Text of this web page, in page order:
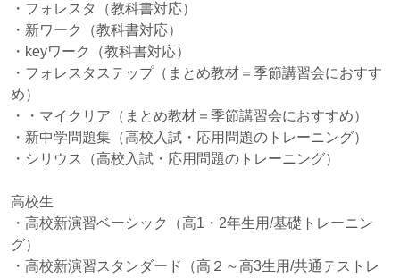
・フォレスタ（教科書対応）
・新ワーク（教科書対応）
・keyワーク（教科書対応）
・フォレスタステップ（まとめ教材＝季節講習会におすす
め）
・・マイクリア（まとめ教材＝季節講習会におすすめ）
・新中学問題集（高校入試・応用問題のトレーニング）
・シリウス（高校入試・応用問題のトレーニング）
高校生
・高校新演習ベーシック（高1・2年生用/基礎トレーニン
グ）
・高校新演習スタンダード（高２～高3生用/共通テストレ